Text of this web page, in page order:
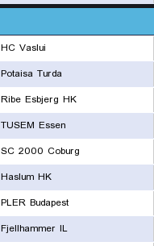
HC Vaslui
Potaisa Turda
Ribe Esbjerg HK
TUSEM Essen
SC 2000 Coburg
Haslum HK
PLER Budapest
Fjellhammer IL